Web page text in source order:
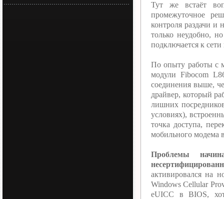
Тут же встаёт
промежуточное
контроля раздачи и
только неудобно,
подключается к
По опыту работы с
модули Fibocom
соединения выше,
драйвер, который
лишних
условиях),
точка доступа,
мобильного модема
Проблемы
активировался на
Windows Cellular
eUICC в BIOS,